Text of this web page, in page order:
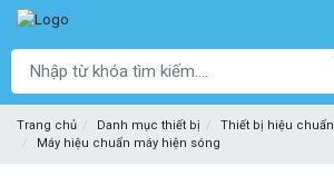
Trang chủ Danh mục thiết bị
Thiết bị hiệu chuẩn
Máy hiệu chuẩn máy hiện sóng